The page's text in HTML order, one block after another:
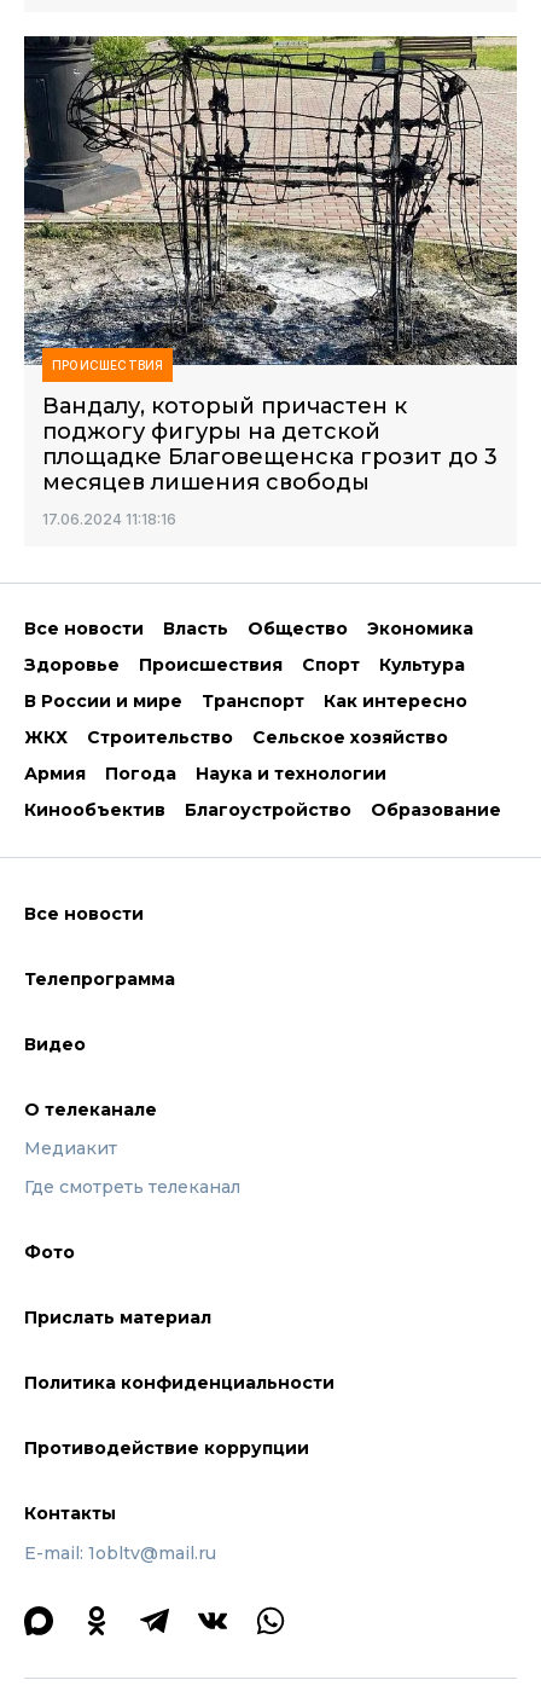
ПРОИСШЕСТВИЯ
Вандалу, который причастен к
поджогу фигуры на детской
площадке Благовещенска грозит до 3
месяцев лишения свободы
17.06.2024 11:18:16
Все новости Власть Общество
Экономика
Здоровье
Происшествия Спорт
Культура
В России и мире
Транспорт
Как интересно
ЖКХ
Строительство
Сельское хозяйство
Армия
Погода
Наука и технологии
Кинообъектив
Благоустройство Образование
Все новости
Телепрограмма
Видео
О телеканале
Медиакит
Где смотреть телеканал
Фото
Прислать материал
Политика конфиденциальности
Противодействие коррупции
Контакты
E-mail: 1obltv@mail.ru